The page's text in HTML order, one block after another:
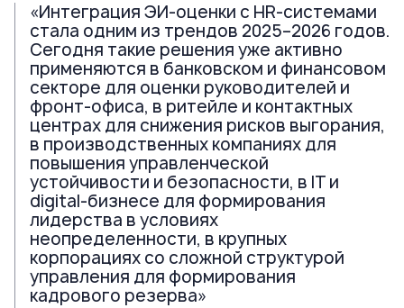
«Интеграция ЭИ-оценки с HR-системами
стала одним из трендов 2025–2026 годов.
Сегодня такие решения уже активно
применяются в банковском и финансовом
секторе для оценки руководителей и
фронт-офиса, в ритейле и контактных
центрах для снижения рисков выгорания,
в производственных компаниях для
повышения управленческой
устойчивости и безопасности, в IT и
digital-бизнесе для формирования
лидерства в условиях
неопределенности, в крупных
корпорациях со сложной структурой
управления для формирования
кадрового резерва»